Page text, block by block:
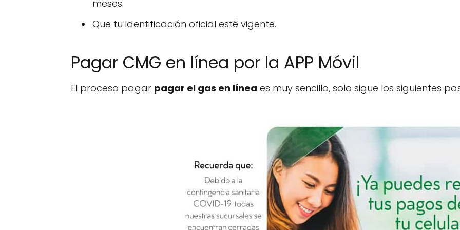
meses.
Que tu identificación oficial esté vigente.
Pagar CMG en línea por la APP Móvil
El proceso pagar pagar el gas en línea es muy sencillo, solo sigue los siguientes